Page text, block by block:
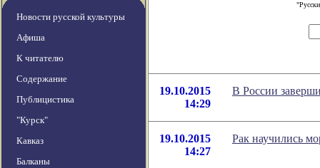
Новости русской культуры
Афиша
К читателю
Содержание
Публицистика
"Курск"
Кавказ
Балканы
19.10.2015
14:29
В России
19.10.2015
14:27
Рак научились